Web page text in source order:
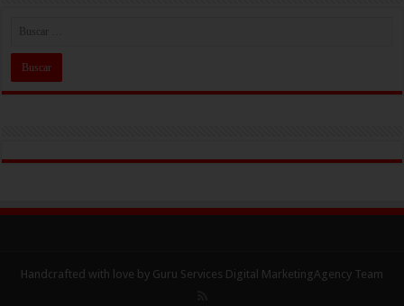
Handcrafted with love by Guru Services Digital MarketingAgency Team